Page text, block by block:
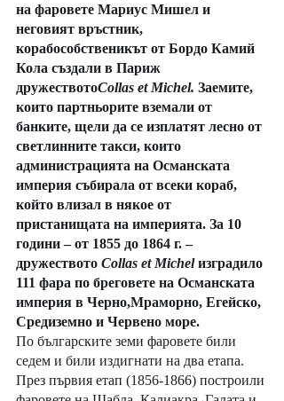
на фаровете Мариус Мишел и
неговият връстник,
корабособственикът от Бордо Камий
Кола създали в Париж
дружествотоCollas et Michel. Заемите,
които партньорите вземали от
банките, щели да се изплатят лесно от
светлинните такси, които
администрацията на Османската
империя събирала от всеки кораб,
който влизал в някое от
пристанищата на империята. За 10
години – от 1855 до 1864 г. –
дружеството Collas et Michel изградило
111 фара по бреговете на Османската
империя в Черно,Мраморно, Егейско,
Средиземно и Червено море.
По българските земи фаровете били
седем и били издигнати на два етапа.
През първия етап (1856-1866) построили